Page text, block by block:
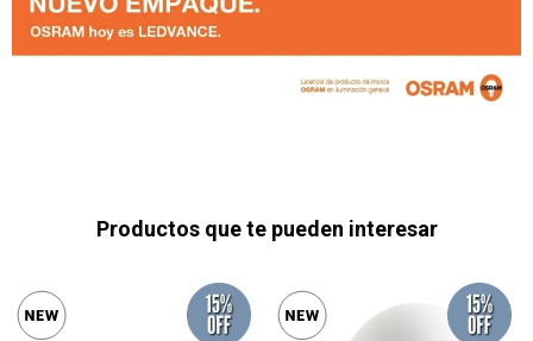
Productos que te pueden interesar